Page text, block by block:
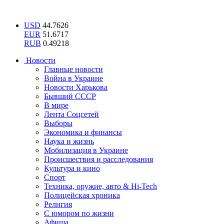
USD 44.7626
EUR 51.6717
RUB 0.49218
Новости
Главные новости
Война в Украине
Новости Харькова
Бывший СССР
В мире
Лента Соцсетей
Выборы
Экономика и финансы
Наука и жизнь
Мобилизация в Украине
Происшествия и расследования
Культура и кино
Спорт
Техника, оружие, авто & Hi-Tech
Полицейская хроника
Религия
С юмором по жизни
Афиша